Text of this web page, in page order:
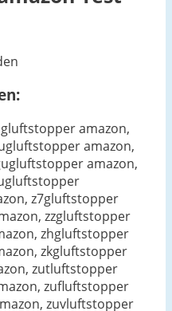
amazon,
amazon,
amazon,
z7gluftstopper
zzgluftstopper
zhgluftstopper
zkgluftstopper
zutluftstopper
zufluftstopper
zuvluftstopper